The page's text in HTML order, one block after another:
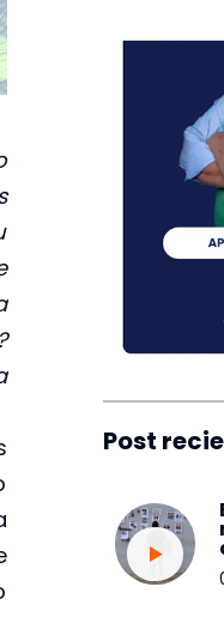
Post